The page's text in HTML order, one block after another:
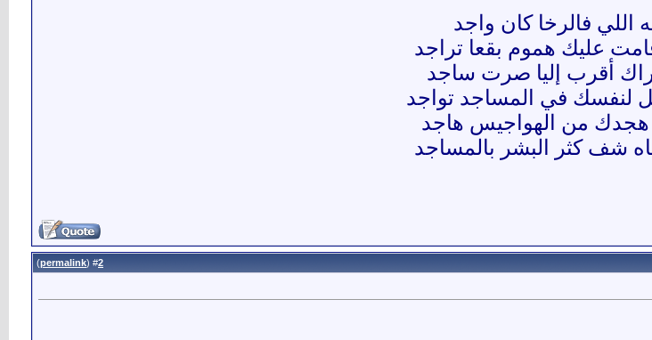
اللي فالرخا كان واجد
عليك هموم بقعا تراجد
أقرب إليا صرت ساجد
لنفسك في المساجد تواجد
هجدك من الهواجيس هاجد
شف كثر البشر بالمساجد
2
(
permalink
)